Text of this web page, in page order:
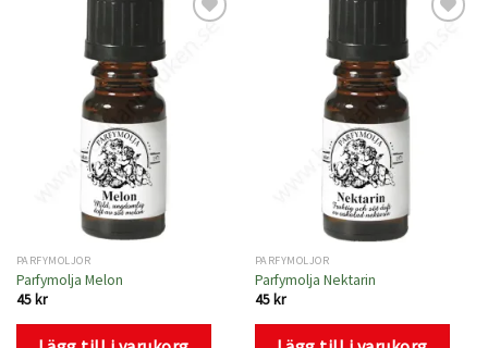
önskelistan
PARFYMOLJOR
Parfymolja Melon
45 kr
önskelistan
PARFYMOLJOR
Parfymolja Nektarin
45 kr